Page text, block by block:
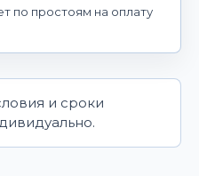
по простоям на оплату
и сроки